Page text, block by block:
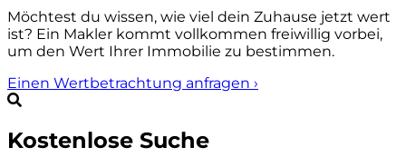
Möchtest du wissen, wie viel dein Zuhause jetzt wert
ist? Ein Makler kommt vollkommen freiwillig vorbei,
um den Wert Ihrer Immobilie zu bestimmen.
Einen Wertbetrachtung anfragen ›
Kostenlose Suche